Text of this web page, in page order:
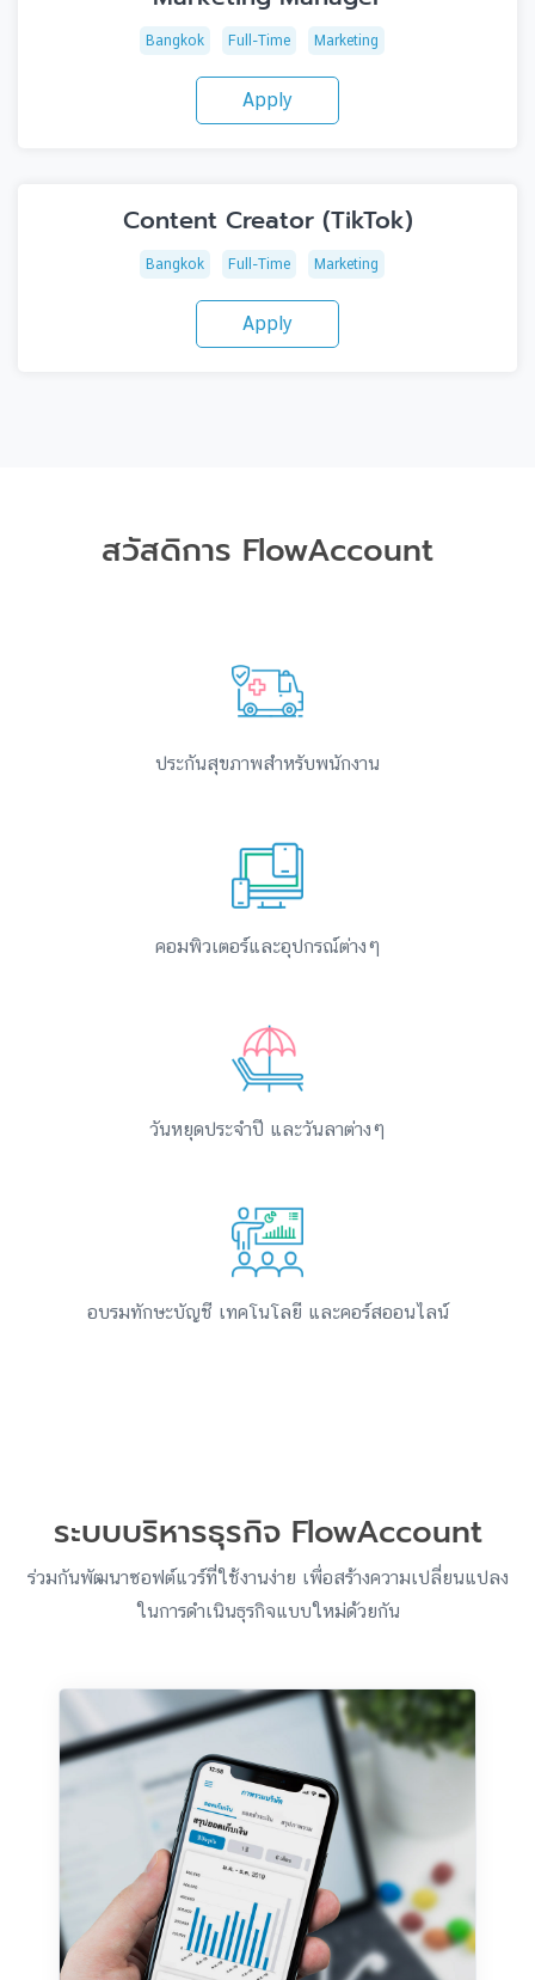
Bangkok Full-Time Marketing
Apply
Content Creator (TikTok)
Bangkok Full-Time Marketing
Apply
สวัสดิการ FlowAccount
ประกันสุขภาพสำหรับพนักงาน
คอมพิวเตอร์และอุปกรณ์ต่างๆ
วันหยุดประจำปี และวันลาต่างๆ
อบรมทักษะบัญชี เทคโนโลยี และคอร์สออนไลน์
ระบบบริหารธุรกิจ FlowAccount
ร่วมกันพัฒนาซอฟต์แวร์ที่ใช้งานง่าย เพื่อสร้างความเปลี่ยนแปลง
ในการดำเนินธุรกิจแบบใหม่ด้วยกัน